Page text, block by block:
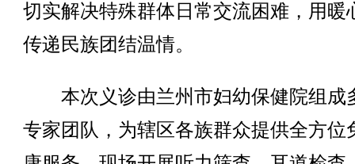
切实解决特殊群体日常交流困难，用暖
传递民族团结温情。
本次义诊由兰州市妇幼保健院组成
专家团队，为辖区各族群众提供全方位